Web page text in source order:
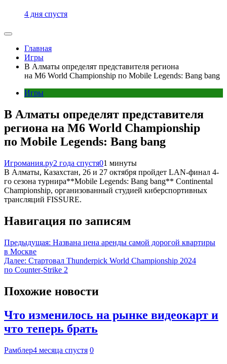
4 дня спустя
Главная
Игры
В Алматы определят представителя региона
на M6 World Championship по Mobile Legends: Bang bang
Игры
В Алматы определят представителя
региона на M6 World Championship
по Mobile Legends: Bang bang
Игромания.ру2 года спустя01 минуты
В Алматы, Казахстан, 26 и 27 октября пройдет LAN-финал 4-
го сезона турнира**Mobile Legends: Bang bang** Continental
Championship, организованный студией киберспортивных
трансляций FISSURE.
Навигация по записям
Предыдущая: Названа цена аренды самой дорогой квартиры
в Москве
Далее: Стартовал Thunderpick World Championship 2024
по Counter-Strike 2
Похожие новости
Что изменилось на рынке видеокарт и
что теперь брать
Рамблер4 месяца спустя 0